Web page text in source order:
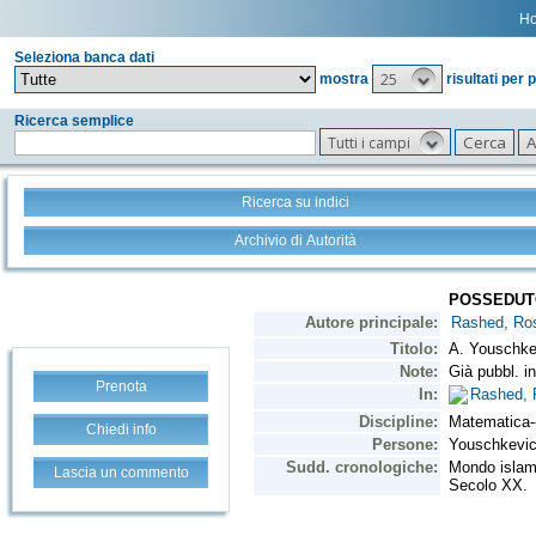
Seleziona banca dati
mostra
25 risultati per
Ricerca semplice
Tutti i campi
Ricerca su indici
Archivio di Autorità
Prenota
Chiedi info
Lascia un commento